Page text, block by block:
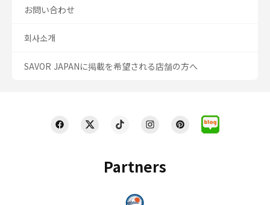
Partners
お問い合わせ
회사소개
SAVOR JAPANに掲載を希望される店舗の方へ